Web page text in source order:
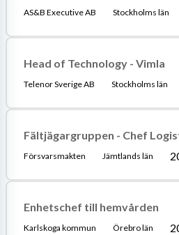
AS&B Executive AB Stockholms län
Head of Technology - Vimla
Telenor Sverige AB Stockholms län
Fältjägargruppen - Chef
Försvarsmakten Jämtlands län
Enhetschef till hemvården
Karlskoga kommun Örebro län